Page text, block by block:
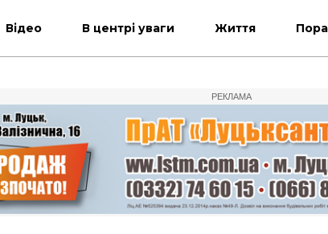
Відео В центрі уваги Життя
РЕКЛАМА